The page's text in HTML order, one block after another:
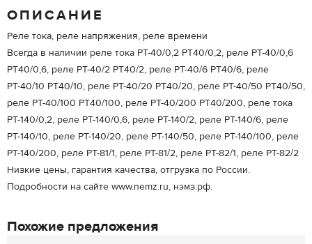
ОПИСАНИЕ
Реле тока, реле напряжения, реле времени
Всегда в наличии реле тока РТ-40/0,2 РТ40/0,2, реле РТ-40/0,6
РТ40/0,6, реле РТ-40/2 РТ40/2, реле РТ-40/6 РТ40/6, реле
РТ-40/10 РТ40/10, реле РТ-40/20 РТ40/20, реле РТ-40/50 РТ40/50,
реле РТ-40/100 РТ40/100, реле РТ-40/200 РТ40/200, реле тока
РТ-140/0,2, реле РТ-140/0,6, реле РТ-140/2, реле РТ-140/6, реле
РТ-140/10, реле РТ-140/20, реле РТ-140/50, реле РТ-140/100, реле
РТ-140/200, реле РТ-81/1, реле РТ-81/2, реле РТ-82/1, реле РТ-82/2
Низкие цены, гарантия качества, отгрузка по России.
Подробности на сайте www.nemz.ru, нэмз.рф.
Похожие предложения